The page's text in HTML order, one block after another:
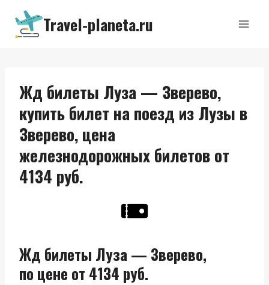
Перейти
содержимому
Travel-planeta.ru
Жд билеты Луза — Зверево,
купить билет на поезд из Лузы в
Зверево, цена
железнодорожных билетов от
4134 руб.
Жд билеты Луза — Зверево,
по цене от 4134 руб.